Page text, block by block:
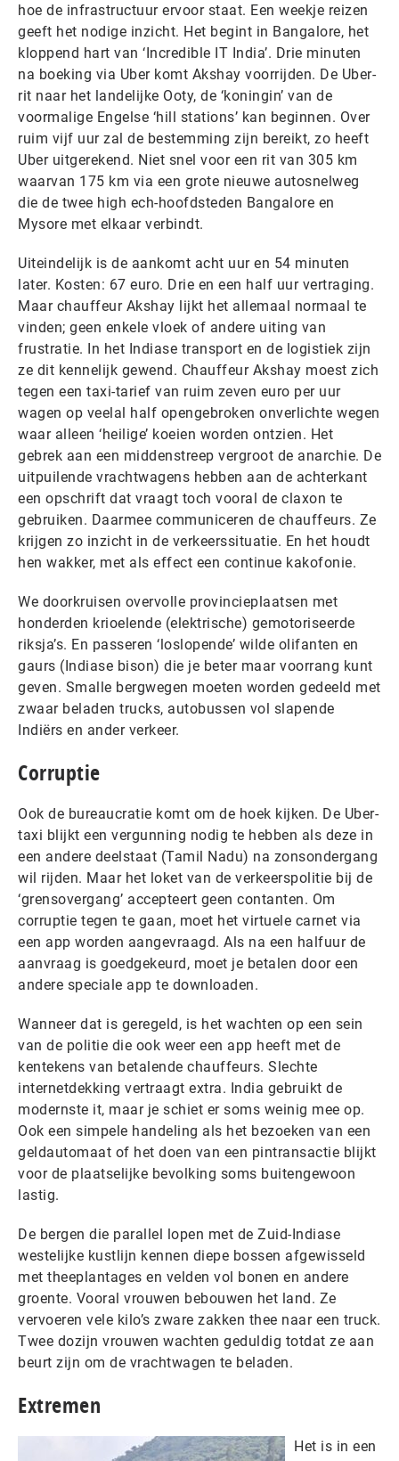
hoe de infrastructuur ervoor staat. Een weekje reizen
geeft het nodige inzicht. Het begint in Bangalore, het
kloppend hart van ‘Incredible IT India’. Drie minuten
na boeking via Uber komt Akshay voorrijden. De Uber-
rit naar het landelijke Ooty, de ‘koningin’ van de
voormalige Engelse ‘hill stations’ kan beginnen. Over
ruim vijf uur zal de bestemming zijn bereikt, zo heeft
Uber uitgerekend. Niet snel voor een rit van 305 km
waarvan 175 km via een grote nieuwe autosnelweg
die de twee high ech-hoofdsteden Bangalore en
Mysore met elkaar verbindt.
Uiteindelijk is de aankomt acht uur en 54 minuten
later. Kosten: 67 euro. Drie en een half uur vertraging.
Maar chauffeur Akshay lijkt het allemaal normaal te
vinden; geen enkele vloek of andere uiting van
frustratie. In het Indiase transport en de logistiek zijn
ze dit kennelijk gewend. Chauffeur Akshay moest zich
tegen een taxi-tarief van ruim zeven euro per uur
wagen op veelal half opengebroken onverlichte wegen
waar alleen ‘heilige’ koeien worden ontzien. Het
gebrek aan een middenstreep vergroot de anarchie. De
uitpuilende vrachtwagens hebben aan de achterkant
een opschrift dat vraagt toch vooral de claxon te
gebruiken. Daarmee communiceren de chauffeurs. Ze
krijgen zo inzicht in de verkeerssituatie. En het houdt
hen wakker, met als effect een continue kakofonie.
We doorkruisen overvolle provincieplaatsen met
honderden krioelende (elektrische) gemotoriseerde
riksja’s. En passeren ‘loslopende’ wilde olifanten en
gaurs (Indiase bison) die je beter maar voorrang kunt
geven. Smalle bergwegen moeten worden gedeeld met
zwaar beladen trucks, autobussen vol slapende
Indiërs en ander verkeer.
Corruptie
Ook de bureaucratie komt om de hoek kijken. De Uber-
taxi blijkt een vergunning nodig te hebben als deze in
een andere deelstaat (Tamil Nadu) na zonsondergang
wil rijden. Maar het loket van de verkeerspolitie bij de
‘grensovergang’ accepteert geen contanten. Om
corruptie tegen te gaan, moet het virtuele carnet via
een app worden aangevraagd. Als na een halfuur de
aanvraag is goedgekeurd, moet je betalen door een
andere speciale app te downloaden.
Wanneer dat is geregeld, is het wachten op een sein
van de politie die ook weer een app heeft met de
kentekens van betalende chauffeurs. Slechte
internetdekking vertraagt extra. India gebruikt de
modernste it, maar je schiet er soms weinig mee op.
Ook een simpele handeling als het bezoeken van een
geldautomaat of het doen van een pintransactie blijkt
voor de plaatselijke bevolking soms buitengewoon
lastig.
De bergen die parallel lopen met de Zuid-Indiase
westelijke kustlijn kennen diepe bossen afgewisseld
met theeplantages en velden vol bonen en andere
groente. Vooral vrouwen bebouwen het land. Ze
vervoeren vele kilo’s zware zakken thee naar een truck.
Twee dozijn vrouwen wachten geduldig totdat ze aan
beurt zijn om de vrachtwagen te beladen.
Extremen
Het is in een